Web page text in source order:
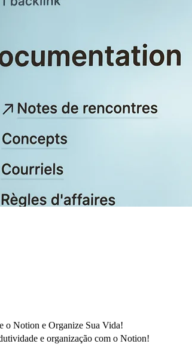
o Notion e Organize Sua Vida!
e organização com o Notion!